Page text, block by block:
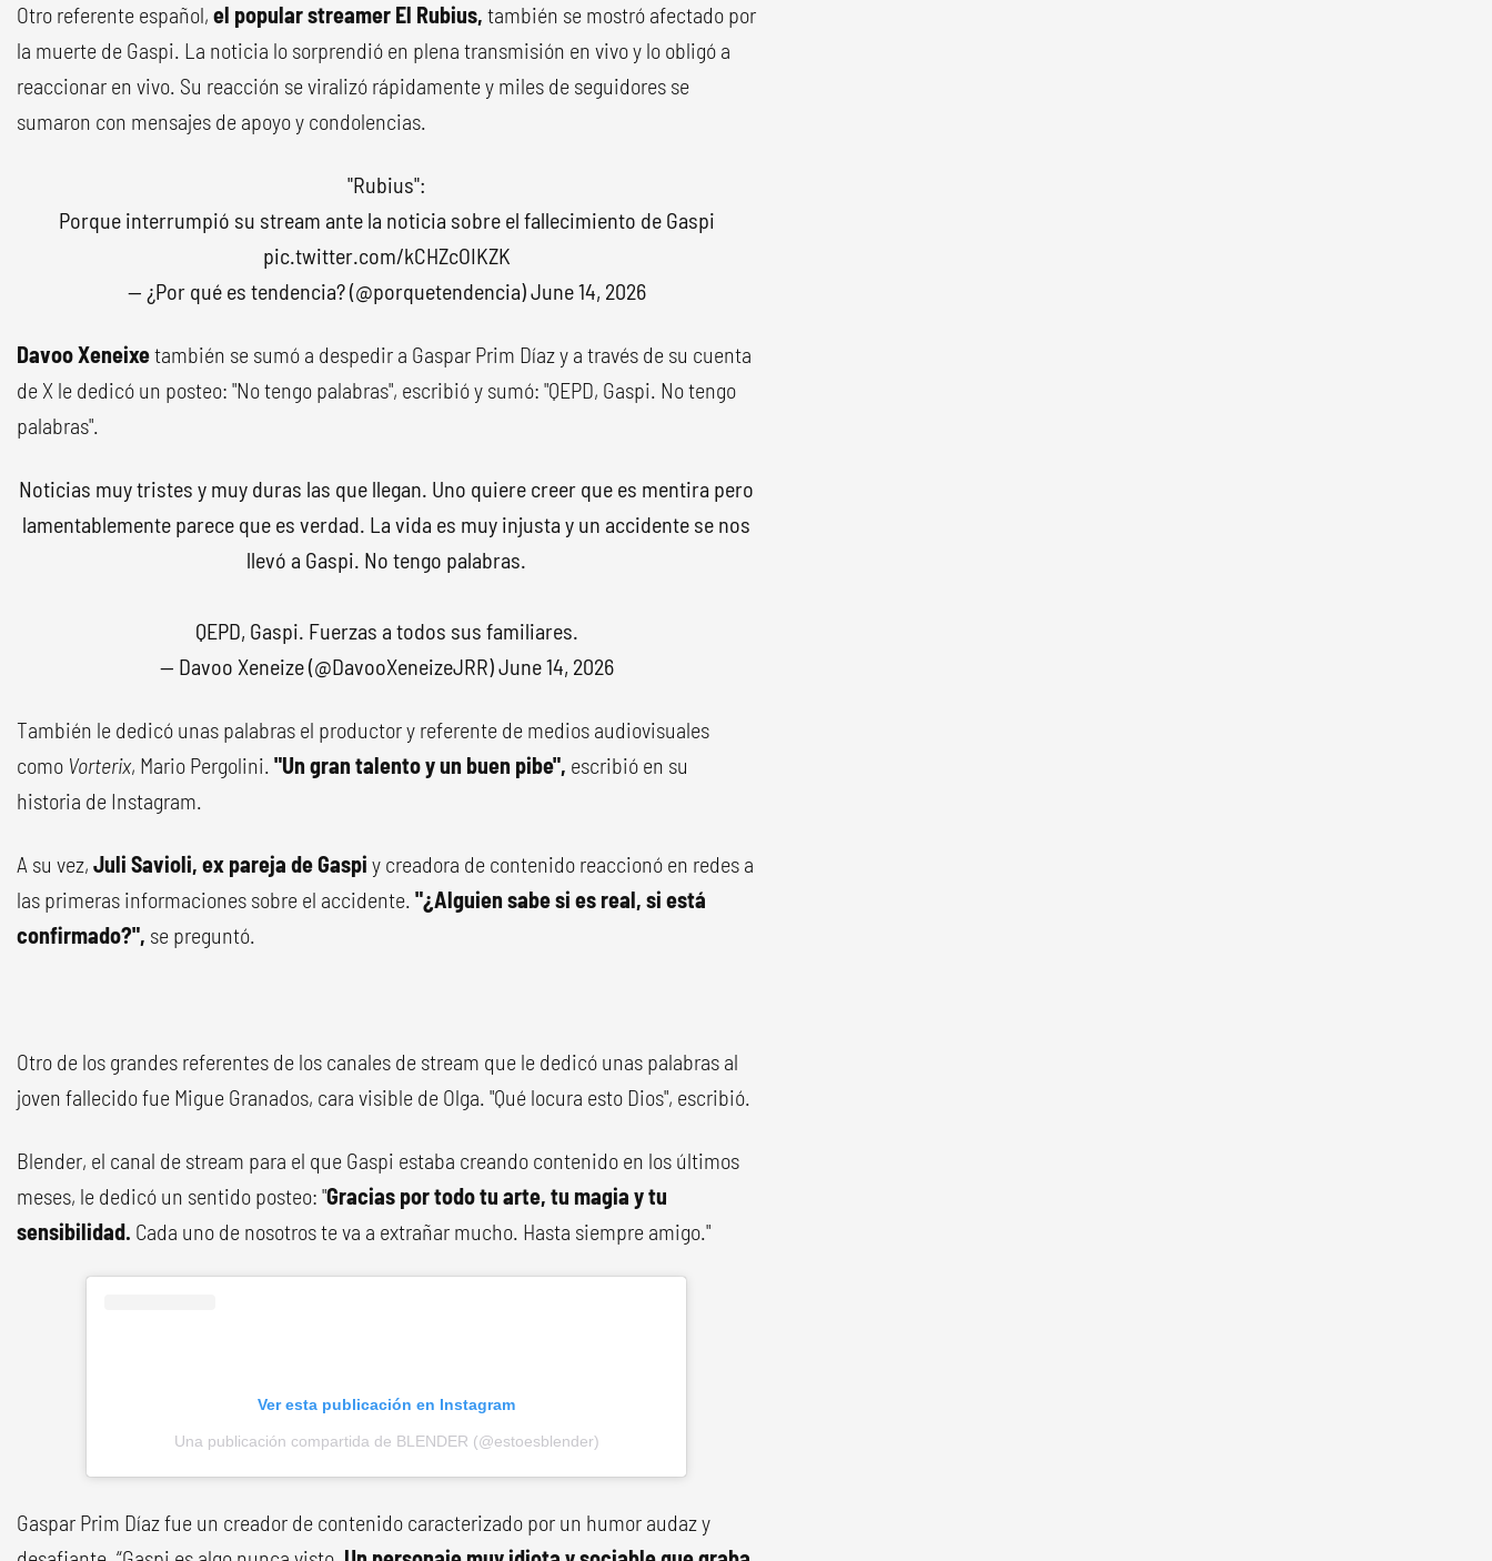
Otro referente español, el popular streamer El Rubius, también se mostró afectado por
la muerte de Gaspi. La noticia lo sorprendió en plena transmisión en vivo y lo obligó a
reaccionar en vivo. Su reacción se viralizó rápidamente y miles de seguidores se
sumaron con mensajes de apoyo y condolencias.
"Rubius":
Porque interrumpió su stream ante la noticia sobre el fallecimiento de Gaspi
pic.twitter.com/kCHZcOIKZK
— ¿Por qué es tendencia? (@porquetendencia)June 14, 2026
Davoo Xeneixetambién se sumó a despedir a Gaspar Prim Díaz y a través de su cuenta
de X le dedicó un posteo: "No tengo palabras", escribió y sumó: "QEPD, Gaspi. No tengo
palabras".
Noticias muy tristes y muy duras las que llegan. Uno quiere creer que es mentira pero
lamentablemente parece que es verdad. La vida es muy injusta y un accidente se nos
llevó a Gaspi. No tengo palabras.
QEPD, Gaspi. Fuerzas a todos sus familiares.
— Davoo Xeneize (@DavooXeneizeJRR)June 14, 2026
También le dedicó unas palabras el productor y referente de medios audiovisuales
como Vorterix, Mario Pergolini. "Un gran talento y un buen pibe", escribió en su
historia de Instagram.
A su vez, Juli Savioli, ex pareja de Gaspi y creadora de contenido reaccionó en redes a
las primeras informaciones sobre el accidente. "¿Alguien sabe si es real, si está
confirmado?", se preguntó.
Otro de los grandes referentes de los canales de stream que le dedicó unas palabras al
joven fallecido fue Migue Granados, cara visible de Olga. "Qué locura esto Dios", escribió.
Blender, el canal de stream para el que Gaspi estaba creando contenido en los últimos
meses, le dedicó un sentido posteo: "Gracias por todo tu arte, tu magia y tu
sensibilidad. Cada uno de nosotros te va a extrañar mucho. Hasta siempre amigo."
Ver esta publicación en Instagram
Una publicación compartida de BLENDER (@estoesblender)
Gaspar Prim Díaz fue un creador de contenido caracterizado por un humor audaz y